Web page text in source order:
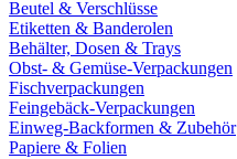
Beutel & Verschlüsse
Etiketten & Banderolen
Behälter, Dosen & Trays
Obst- & Gemüse-Verpackungen
Fischverpackungen
Feingebäck-Verpackungen
Einweg-Backformen & Zubehör
Papiere & Folien